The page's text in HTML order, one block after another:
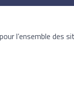
l’ensemble des